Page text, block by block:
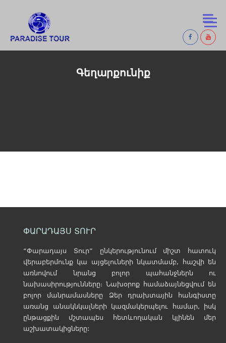
Գեղարքունիք
ՓԱՐԱԴԱՅՍ ՏՈՒՐ
“Փարադայս Տուր” ընկերությունում միշտ հատուկ
վերաբերմունք կա այցելուների նկատմամբ, հաշվի են
առնովում նրանց բոլոր պահանջներն ու
նախասիրությունները։ Նախօրոք համաձայնեցվում են
բոլոր մանրամասները Ձեր դրախտային հանգիստը
առանց անակնկալների կազմակերպելու համար, իսկ
ընթացքին մշտապես հետևողական կլինեն մեր
աշխատակիցները: